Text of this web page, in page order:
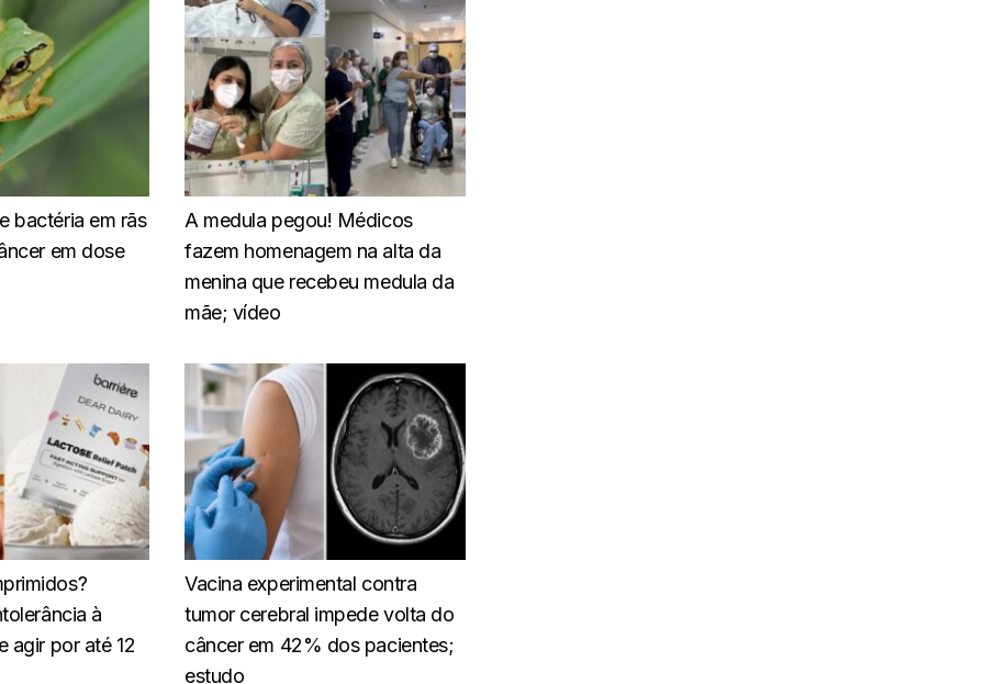
bactéria em rãs
em dose
A medula pegou! Médicos
fazem homenagem na alta da
menina que recebeu medula da
mãe; vídeo
à
agir por até 12
Vacina experimental contra
tumor cerebral impede volta do
câncer em 42% dos pacientes;
estudo